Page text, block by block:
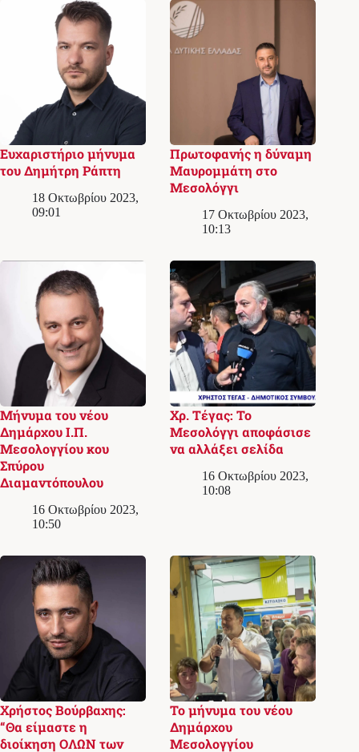
Ευχαριστήριο μήνυμα
του Δημήτρη Ράπτη
18 Οκτωβρίου 2023,
09:01
Πρωτοφανής η δύναμη
Μαυρομμάτη στο
Μεσολόγγι
17 Οκτωβρίου 2023,
10:13
Μήνυμα του νέου
Δημάρχου Ι.Π.
Μεσολογγίου κου
Σπύρου
Διαμαντόπουλου
16 Οκτωβρίου 2023,
10:50
Χρ. Τέγας: Το
Μεσολόγγι αποφάσισε
να αλλάξει σελίδα
16 Οκτωβρίου 2023,
10:08
Χρήστος Βούρβαχης:
“Θα είμαστε η
διοίκηση ΟΛΩΝ των
Το μήνυμα του νέου
Δημάρχου
Μεσολογγίου